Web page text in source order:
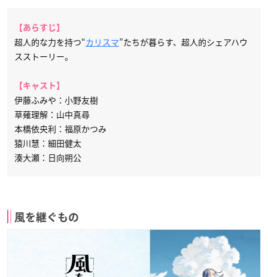
【あらすじ】
超人的な力を持つ“カリスマ”たちが暮らす、超人的シェアハウ
スストーリー。
【キャスト】
伊藤ふみや：小野友樹
草薙理解：山中真尋
本橋依央利：福原かつみ
猿川慧：細田健太
湊大瀬：日向朔公
風を継ぐもの